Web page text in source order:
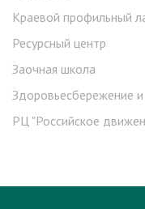
Краевой профильный
Ресурсный центр
Заочная школа
Здоровьесбережение и
РЦ "Российское